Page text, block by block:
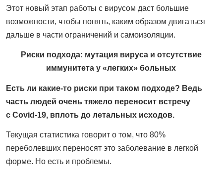
Этот новый этап работы с вирусом даст большие
возможности, чтобы понять, каким образом двигаться
дальше в части ограничений и самоизоляции.
Риски подхода: мутация вируса и отсутствие
иммунитета у «легких» больных
Есть ли какие-то риски при таком подходе? Ведь
часть людей очень тяжело переносит встречу
с Covid-19, вплоть до летальных исходов.
Текущая статистика говорит о том, что 80%
переболевших переносят это заболевание в легкой
форме. Но есть и проблемы.